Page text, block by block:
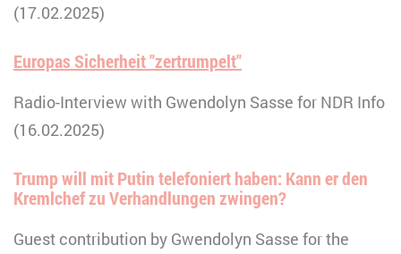
(17.02.2025)
Europas Sicherheit "zertrumpelt"
Radio-Interview with Gwendolyn Sasse for NDR Info
(16.02.2025)
Trump will mit Putin telefoniert haben: Kann er den
Kremlchef zu Verhandlungen zwingen?
Guest contribution by Gwendolyn Sasse for the